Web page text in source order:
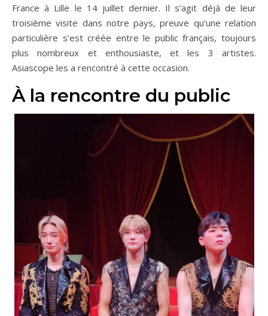
France à Lille le 14 juillet dernier. Il s’agit déjà de leur
troisième visite dans notre pays, preuve qu’une relation
particulière s’est créée entre le public français, toujours
plus nombreux et enthousiaste, et les 3 artistes.
Asiascope les a rencontré à cette occasion.
À la rencontre du public